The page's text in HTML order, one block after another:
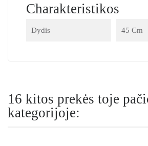
Charakteristikos
Dydis 45 Cm
16 kitos prekės toje
kategorijoje: